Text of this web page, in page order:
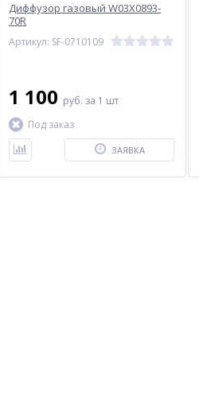
Диффузор газовый W03X0893-
70R
Артикул: SF-0710109
1 100 руб. за 1 шт
Под заказ
ЗАЯВКА